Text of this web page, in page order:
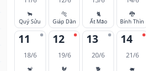
🐂
Quý Sửu
🐅
Giáp Dần
🐈
Ất Mão
🐉
Bính Thìn
11
18/6
🐒
12
19/6
🐓
13
20/6
🐕
14
21/6
🐖